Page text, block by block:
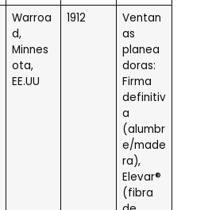
Warroa
d,
Minnes
ota,
EE.UU
1912
Ventan
as
planea
doras:
Firma
definitiv
a
(alumbr
e/made
ra),
Elevar®
(fibra